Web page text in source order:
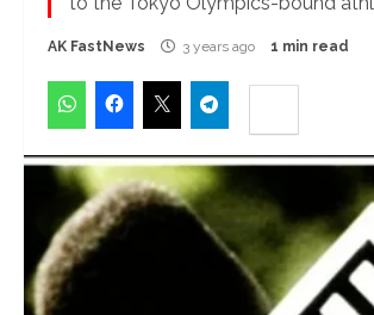
AK FastNews 3 years ago 1 min read